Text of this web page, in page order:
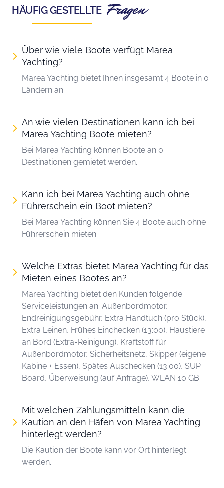
HÄUFIG GESTELLTE Fragen
Über wie viele Boote verfügt Marea
Yachting?
Marea Yachting bietet Ihnen insgesamt 4 Boote in 0
Ländern an.
An wie vielen Destinationen kann ich bei
Marea Yachting Boote mieten?
Bei Marea Yachting können Boote an 0
Destinationen gemietet werden.
Kann ich bei Marea Yachting auch ohne
Führerschein ein Boot mieten?
Bei Marea Yachting können Sie 4 Boote auch ohne
Führerschein mieten.
Welche Extras bietet Marea Yachting für das
Mieten eines Bootes an?
Marea Yachting bietet den Kunden folgende
Serviceleistungen an: Außenbordmotor,
Endreinigungsgebühr, Extra Handtuch (pro Stück),
Extra Leinen, Frühes Einchecken (13:00), Haustiere
an Bord (Extra-Reinigung), Kraftstoff für
Außenbordmotor, Sicherheitsnetz, Skipper (eigene
Kabine + Essen), Spätes Auschecken (13:00), SUP
Board, Überweisung (auf Anfrage), WLAN 10 GB
Mit welchen Zahlungsmitteln kann die
Kaution an den Häfen von Marea Yachting
hinterlegt werden?
Die Kaution der Boote kann vor Ort hinterlegt
werden.